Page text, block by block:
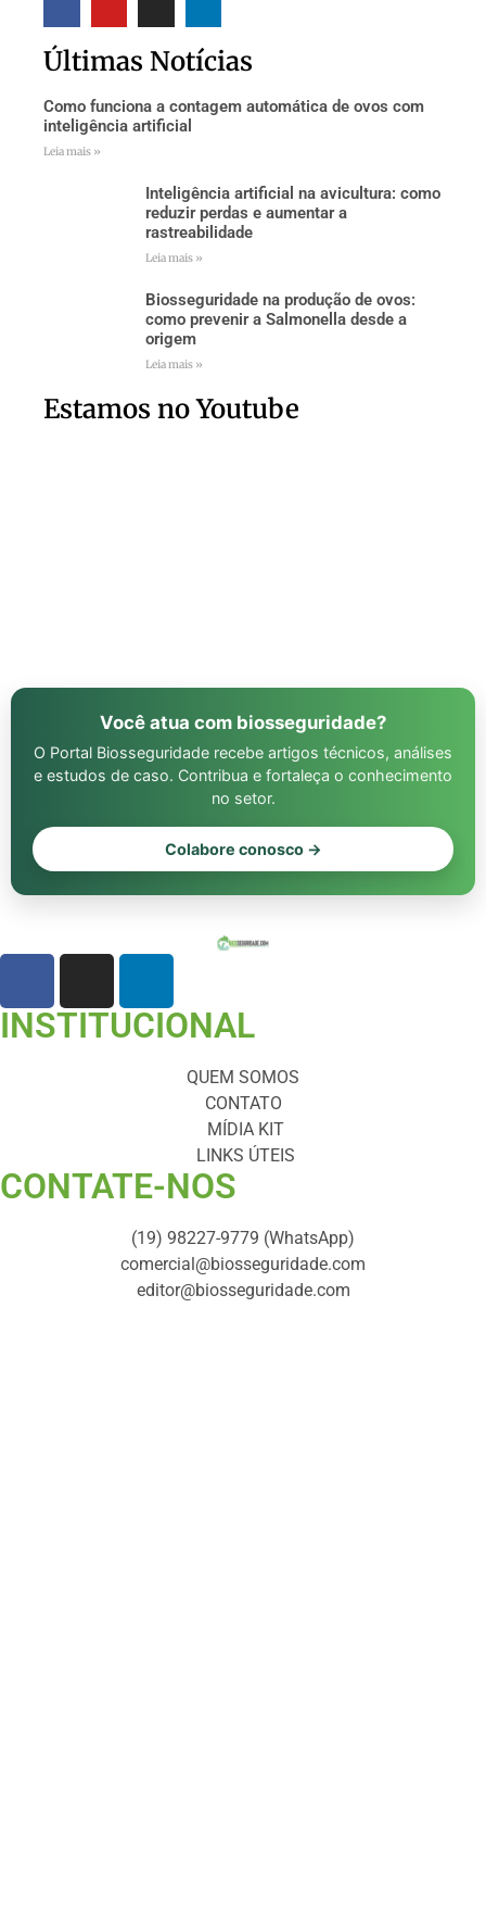
Últimas Notícias
Como funciona a contagem automática de ovos com
inteligência artificial
Leia mais »
Inteligência artificial na avicultura: como
reduzir perdas e aumentar a
rastreabilidade
Leia mais »
Biosseguridade na produção de ovos:
como prevenir a Salmonella desde a
origem
Leia mais »
Estamos no Youtube
Você atua com biosseguridade?
O Portal Biosseguridade recebe artigos técnicos, análises
e estudos de caso. Contribua e fortaleça o conhecimento
no setor.
Colabore conosco →
INSTITUCIONAL
QUEM SOMOS
CONTATO
MÍDIA KIT
LINKS ÚTEIS
CONTATE-NOS ​
(19) 98227-9779 (WhatsApp)
comercial@biosseguridade.com
editor@biosseguridade.com